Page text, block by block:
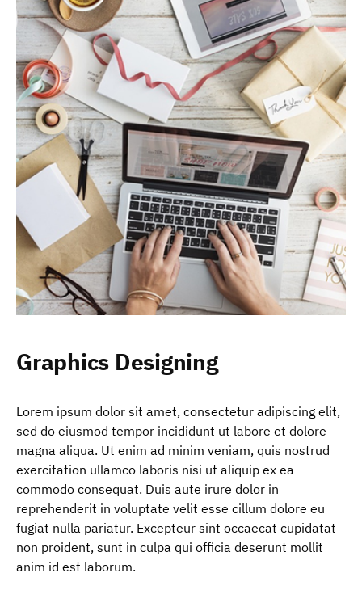
Graphics Designing
Lorem ipsum dolor sit amet, consectetur adipiscing elit,
sed do eiusmod tempor incididunt ut labore et dolore
magna aliqua. Ut enim ad minim veniam, quis nostrud
exercitation ullamco laboris nisi ut aliquip ex ea
commodo consequat. Duis aute irure dolor in
reprehenderit in voluptate velit esse cillum dolore eu
fugiat nulla pariatur. Excepteur sint occaecat cupidatat
non proident, sunt in culpa qui officia deserunt mollit
anim id est laborum.